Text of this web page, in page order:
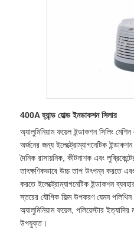
400A হ্যান্ড হোল্ড ইনডাকশন সিলার
অ্যালুমিনিয়াম ফয়েল ইন্ডাকশন সিলিং মেশিন
অর্জনের জন্য ইলেক্ট্রোম্যাগনেটিক
দৈনিক রাসায়নিক, কীটনাশক এবং
তাৎক্ষণিকভাবে উচ্চ তাপ উৎপন্ন করতে
করতে ইলেক্ট্রোম্যাগনেটিক ইন্ডাকশন
স্তরের যৌগিক ফিল্ম উপকরণ যেমন
অ্যালুমিনিয়াম ফয়েল, পলিয়েস্টার
উপযুক্ত।